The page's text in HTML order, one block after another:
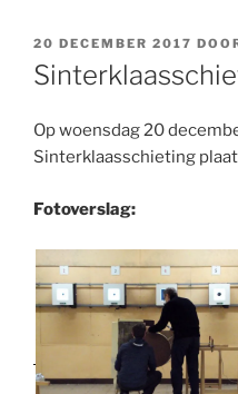
GEPLAATST
OP
20 DECEMBER 2017
Op woensdag 20
Sinterklaasschieting
Fotoverslag: